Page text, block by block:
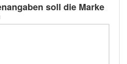
soll die Marke